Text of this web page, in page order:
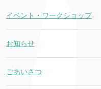
イベント・ワークショップ
お知らせ
ごあいさつ